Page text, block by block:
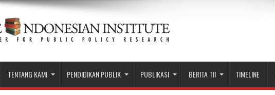
TENTANG KAMI PENDIDIKAN PUBLIK PUBLIKASI BERITA TII TIMELINE